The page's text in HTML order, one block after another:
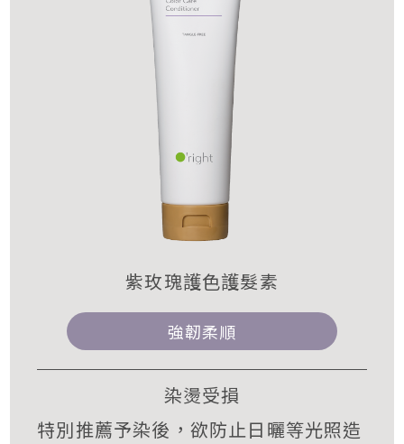
紫玫瑰護色護髮素
強韌柔順
染燙受損
特別推薦予染後，欲防止日曬等光照造